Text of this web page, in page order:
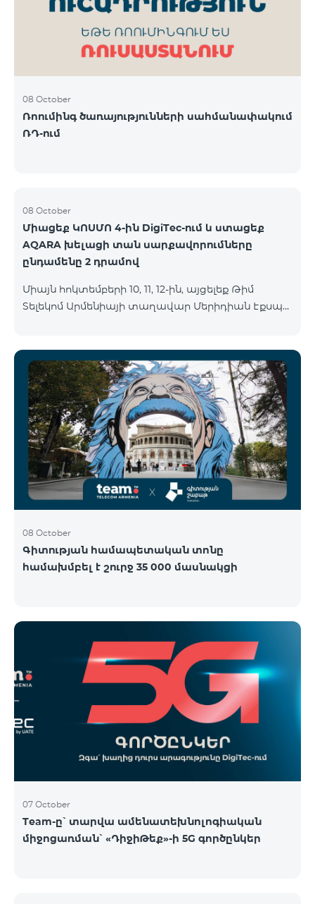
08 October
Ռոումինգ ծառայությունների սահմանափակում
ՌԴ-ում
08 October
Միացեք ԿՈՍՄՈ 4-ին DigiTec-ում և ստացեք
AQARA խելացի տան սարքավորումները
ընդամենը 2 դրամով
Միայն հոկտեմբերի 10, 11, 12-ին, այցելեք Թիմ
Տելեկոմ Արմենիայի տաղավար Մերիդիան Էքսպո
փաթեթներից որևէ մեկին 12 ամիս
բաժանորդագրությամբ և ստացեք
հնարավորություն ձեռք բերել AQARA Խելացի Տան
համակարգերը ընդամենը 2 դրամով․ AQARA
Խելացի Տեսախցիկ E1 (Smart Camera E1) AQARA
Ղեկավարման Սարք M100 (Hub M100) Միանալու
համար պարզապես պետք է անձնագրով
մոտենալ տաղավար։ Առաջարկը գործում է միայն
նոր միացող բաժանորդ
08 October
Գիտության համապետական տոնը
համախմբել է շուրջ 35 000 մասնակցի
07 October
Team-ը՝ տարվա ամենատեխնոլոգիական
միջոցառման՝ «ԴիջիԹեք»-ի 5G գործընկեր